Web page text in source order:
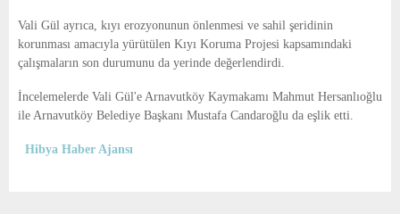
Vali Gül ayrıca, kıyı erozyonunun önlenmesi ve sahil şeridinin
korunması amacıyla yürütülen Kıyı Koruma Projesi kapsamındaki
çalışmaların son durumunu da yerinde değerlendirdi.
İncelemelerde Vali Gül'e Arnavutköy Kaymakamı Mahmut Hersanlıoğlu
ile Arnavutköy Belediye Başkanı Mustafa Candaroğlu da eşlik etti.
Hibya Haber Ajansı